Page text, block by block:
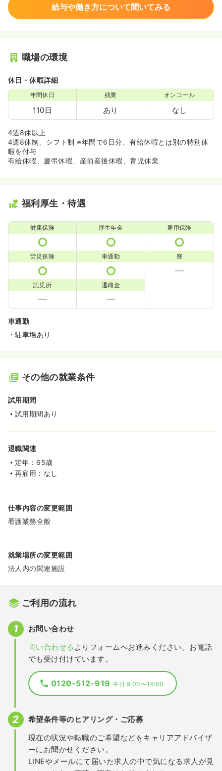
給与や働き方について聞いてみる
職場の環境
休日・休暇詳細
年間休日
110日
残業
あり
オンコール
なし
4週8休以上
4週8休制、シフト制 ※年間で6日分、有給休暇とは別の特別休
暇を付与
有給休暇、慶弔休暇、産前産後休暇、育児休業
福利厚生・待遇
健康保険 厚生年金 雇用保険
労災保険 車通勤 寮
託児所 退職金
車通勤
・駐車場あり
その他の就業条件
試用期間
試用期間あり
退職関連
定年：65歳
再雇用：なし
仕事内容の変更範囲
看護業務全般
就業場所の変更範囲
法人内の関連施設
ご利用の流れ
お問い合わせ
問い合わせる よりフォームへお進みください。お電話
でも受け付けています。
0120-512-919平日 9:00〜18:00
希望条件等のヒアリング・ご応募
現在の状況や転職のご希望などをキャリアアドバイザ
ーにお聞かせください。
LINEやメールにて届いた求人の中で気になる求人が見